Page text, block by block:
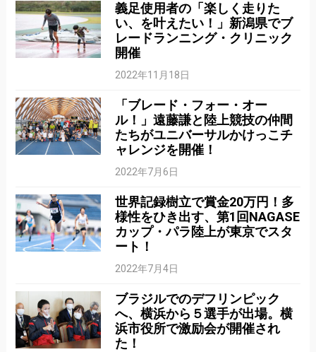
義足使用者の「楽しく走りた
い、を叶えたい！」新潟県でブ
レードランニング・クリニック
開催
2022年11月18日
「ブレード・フォー・オー
ル！」遠藤謙と陸上競技の仲間
たちがユニバーサルかけっこチ
ャレンジを開催！
2022年7月6日
世界記録樹立で賞金20万円！多
様性をひき出す、第1回NAGASE
カップ・パラ陸上が東京でスタ
ート！
2022年7月4日
ブラジルでのデフリンピック
へ、横浜から５選手が出場。横
浜市役所で激励会が開催され
た！